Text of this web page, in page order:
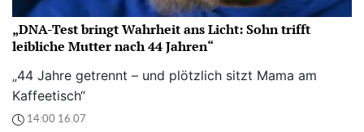
„DNA-Test bringt Wahrheit ans Licht: Sohn trifft
leibliche Mutter nach 44 Jahren“
„44 Jahre getrennt – und plötzlich sitzt Mama am
Kaffeetisch“
14:00 16.07